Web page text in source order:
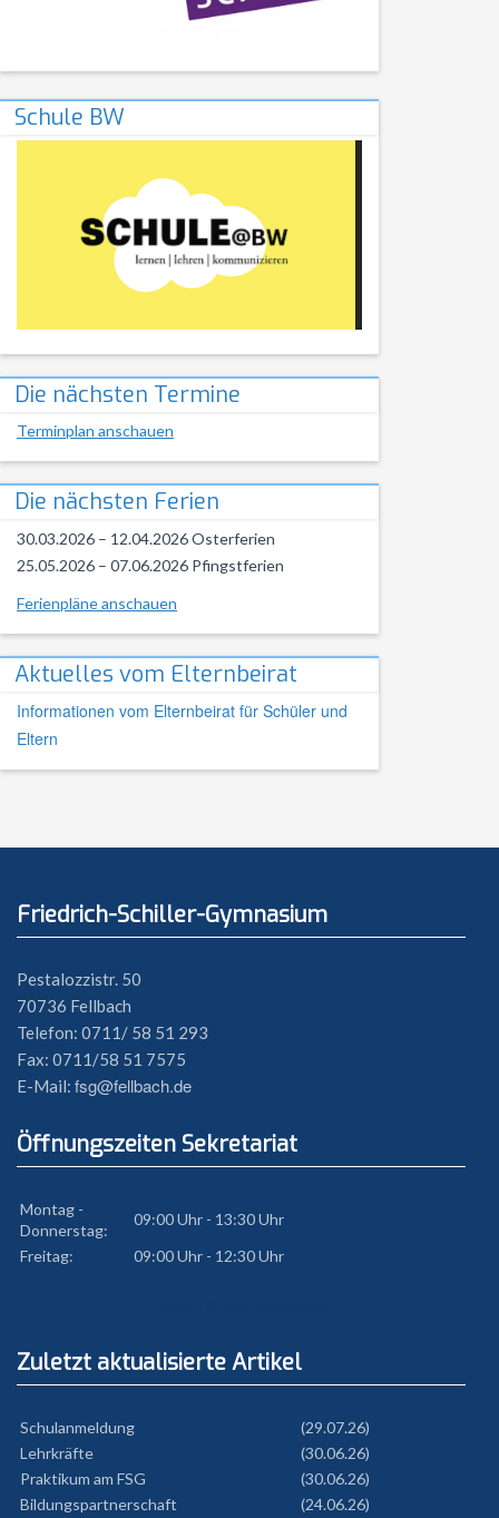
Schule BW
Die nächsten Termine
Terminplan anschauen
Die nächsten Ferien
30.03.2026 – 12.04.2026 Osterferien
25.05.2026 – 07.06.2026 Pfingstferien
Ferienpläne anschauen
Aktuelles vom Elternbeirat
Informationen vom Elternbeirat für Schüler und
Eltern
Friedrich-Schiller-Gymnasium
Pestalozzistr. 50
70736 Fellbach
Telefon: 0711/ 58 51 293
Fax: 0711/58 51 7575
E-Mail: fsg@fellbach.de
Öffnungszeiten Sekretariat
Montag -
Donnerstag:
09:00 Uhr - 13:30 Uhr
Freitag:
09:00 Uhr - 12:30 Uhr
Zuletzt aktualisierte Artikel
Schulanmeldung
(29.07.26)
Lehrkräfte
(30.06.26)
Praktikum am FSG
(30.06.26)
Bildungspartnerschaft
(24.06.26)